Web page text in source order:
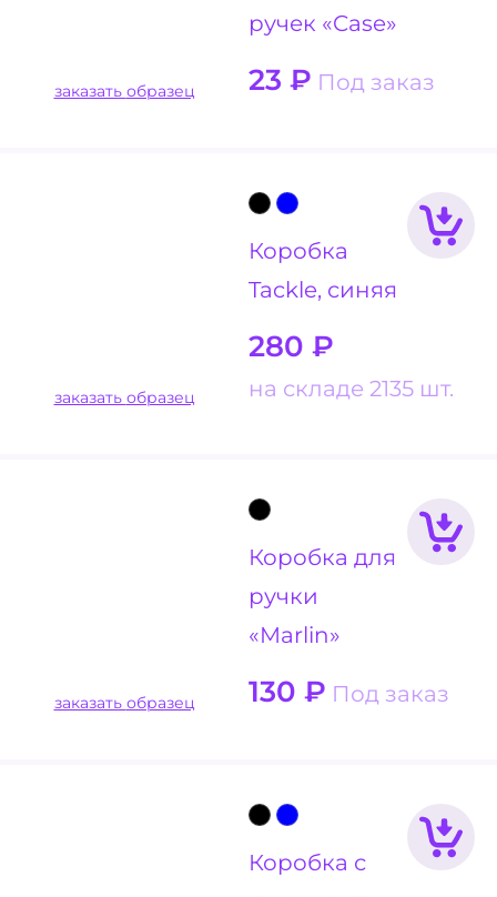
ручек «Case»
23 ₽ Под заказ
заказать образец
Коробка
Tackle, синяя
280 ₽
на складе 2135 шт.
заказать образец
Коробка для
ручки
«Marlin»
130 ₽ Под заказ
заказать образец
Коробка с